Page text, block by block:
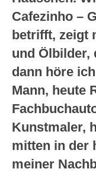
Cafezinho –
betrifft, zeigt
und Ölbilder,
dann höre
Mann, heute
Kunstmaler,
mitten in der
meiner